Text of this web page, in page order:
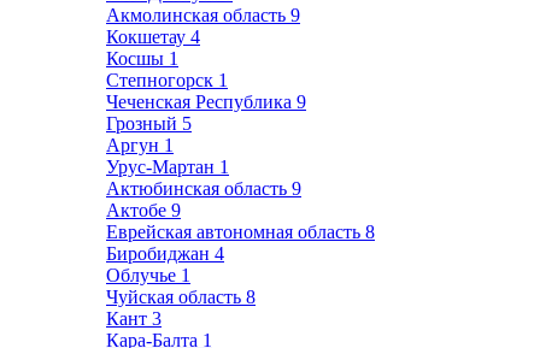
Акмолинская область 9
Кокшетау 4
Косшы 1
Степногорск 1
Чеченская Республика 9
Грозный 5
Аргун 1
Урус-Мартан 1
Актюбинская область 9
Актобе 9
Еврейская автономная область 8
Биробиджан 4
Облучье 1
Чуйская область 8
Кант 3
Кара-Балта 1